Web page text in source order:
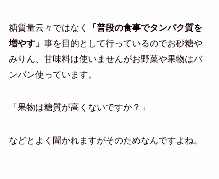
糖質量云々ではなく
「普段の食事でタンパク質を
増やす」 事を目的として行っているのでお砂糖や
みりん、甘味料は使いませんがお野菜や果物はバ
ンバン使っています。
「果物は糖質が高くないですか？」
などとよく聞かれますがそのためなんですよね。